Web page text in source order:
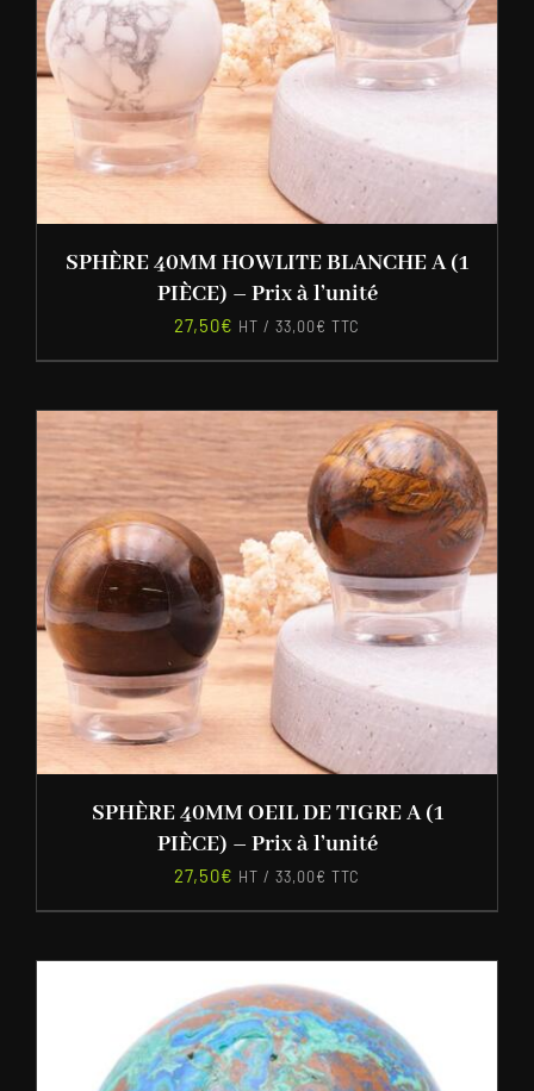
SPHÈRE 40MM HOWLITE BLANCHE A (1
PIÈCE) – Prix à l’unité
27,50€ HT / 33,00€ TTC
SPHÈRE 40MM OEIL DE TIGRE A (1
PIÈCE) – Prix à l’unité
27,50€ HT / 33,00€ TTC